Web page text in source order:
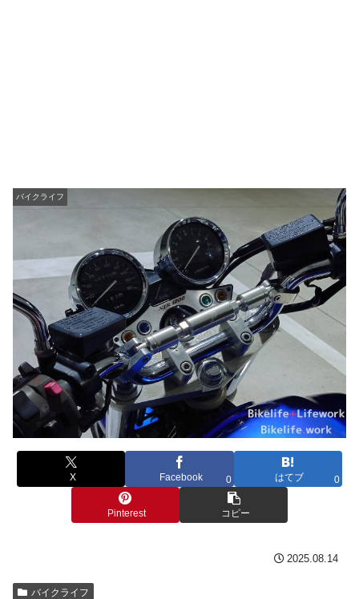
バイクライフ
X Facebook 0 はてブ 0
Pinterest コピー
2025.08.14
バイクライフ